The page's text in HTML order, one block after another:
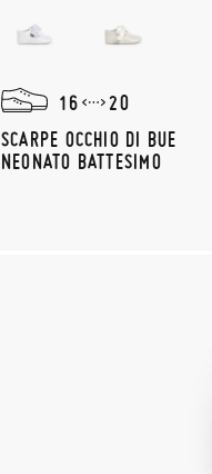
16
20
SCARPE OCCHIO DI BUE
NEONATO BATTESIMO